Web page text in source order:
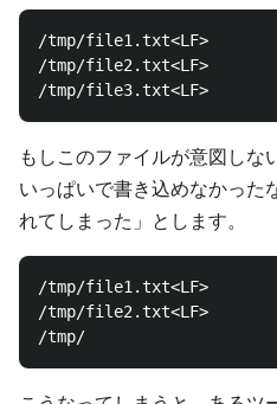
/tmp/file1.txt<LF>
/tmp/file2.txt<LF>
もしこのファイルが意図しな
いっぱいで書き込めなかった
れてしまった」とします。
/tmp/file1.txt<LF>
/tmp/file2.txt<LF>